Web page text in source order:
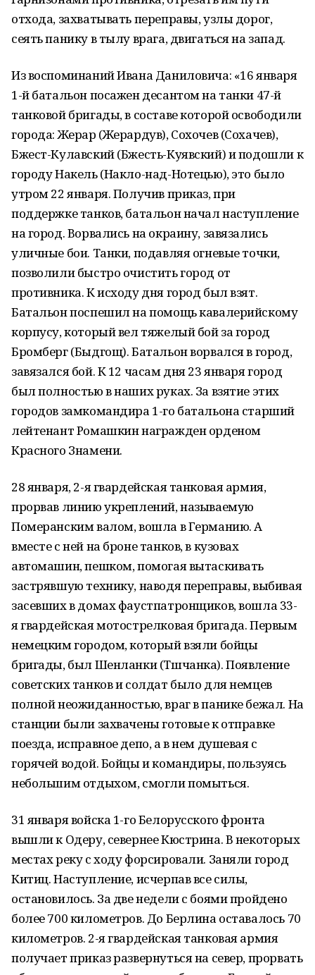
отхода, захватывать переправы, узлы дорог,
сеять панику в тылу врага, двигаться на запад.
Из воспоминаний Ивана Даниловича: «16 января
1-й батальон посажен десантом на танки 47-й
танковой бригады, в составе которой освободили
города: Жерар (Жерардув), Сохочев (Сохачев),
Бжест-Кулавский (Бжесть-Куявский) и подошли к
городу Накель (Накло-над-Нотецью), это было
утром 22 января. Получив приказ, при
поддержке танков, батальон начал наступление
на город. Ворвались на окраину, завязались
уличные бои. Танки, подавляя огневые точки,
позволили быстро очистить город от
противника. К исходу дня город был взят.
Батальон поспешил на помощь кавалерийскому
корпусу, который вел тяжелый бой за город
Бромберг (Быдгощ). Батальон ворвался в город,
завязался бой. К 12 часам дня 23 января город
был полностью в наших руках. За взятие этих
городов замкомандира 1-го батальона старший
лейтенант Ромашкин награжден орденом
Красного Знамени.
28 января, 2-я гвардейская танковая армия,
прорвав линию укреплений, называемую
Померанским валом, вошла в Германию. А
вместе с ней на броне танков, в кузовах
автомашин, пешком, помогая вытаскивать
застрявшую технику, наводя переправы, выбивая
засевших в домах фаустпатронщиков, вошла 33-
я гвардейская мотострелковая бригада. Первым
немецким городом, который взяли бойцы
бригады, был Шенланки (Тшчанка). Появление
советских танков и солдат было для немцев
полной неожиданностью, враг в панике бежал. На
станции были захвачены готовые к отправке
поезда, исправное депо, а в нем душевая с
горячей водой. Бойцы и командиры, пользуясь
небольшим отдыхом, смогли помыться.
31 января войска 1-го Белорусского фронта
вышли к Одеру, севернее Кюстрина. В некоторых
местах реку с ходу форсировали. Заняли город
Китиц. Наступление, исчерпав все силы,
остановилось. За две недели с боями пройдено
более 700 километров. До Берлина оставалось 70
километров. 2-я гвардейская танковая армия
получает приказ развернуться на север, прорвать